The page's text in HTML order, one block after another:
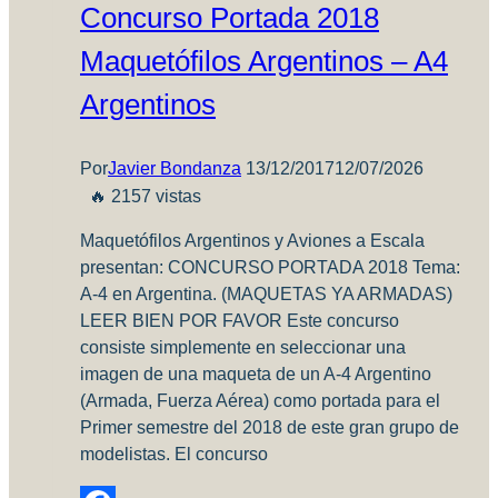
Concurso Portada 2018
Maquetófilos Argentinos – A4
Argentinos
PorJavier Bondanza 13/12/201712/07/2026
🔥 2157 vistas
Maquetófilos Argentinos y Aviones a Escala
presentan: CONCURSO PORTADA 2018 Tema:
A-4 en Argentina. (MAQUETAS YA ARMADAS)
LEER BIEN POR FAVOR Este concurso
consiste simplemente en seleccionar una
imagen de una maqueta de un A-4 Argentino
(Armada, Fuerza Aérea) como portada para el
Primer semestre del 2018 de este gran grupo de
modelistas. El concurso